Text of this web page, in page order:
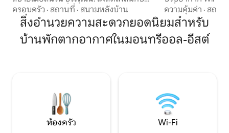
บรรยากาศท้องถิ่นที่เงียบสงบด้วยสวน
สาธารณะ ร้านอาหาร และสิ่งของจำเป็นใน
ชีวิตประจำวันใกล้เคียง ความสะดวก: ที่จอด
รถบนทางเข้าส่วนตัว 1 ที่ และห้องครัวที่มี
และไร้กังวล ยินดีต้อนรับสู่บายๆ!
ครอบครัว · สถานที่ · สนามหลังบ้าน
เครื่องอบผ้า, เครื่
ความสะดวกพื้นฐ
ครบครัน, ที่จอดรถ ตั้งอยู่ห่างจากตัวเมือง
และสถานที่ท่องเที่
ความคุ้มค่า · สถาน
สิ่งอำนวยความสะดวกยอดนิยมสำหรับ
บ้านพักตากอากาศในมอนทรีออล-อีสต์
ห้องครัว Wi-Fi